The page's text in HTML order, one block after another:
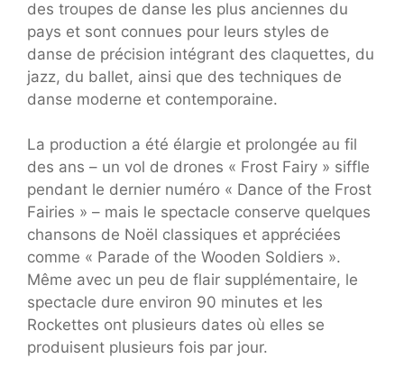
des troupes de danse les plus anciennes du
pays et sont connues pour leurs styles de
danse de précision intégrant des claquettes, du
jazz, du ballet, ainsi que des techniques de
danse moderne et contemporaine.
La production a été élargie et prolongée au fil
des ans – un vol de drones « Frost Fairy » siffle
pendant le dernier numéro « Dance of the Frost
Fairies » – mais le spectacle conserve quelques
chansons de Noël classiques et appréciées
comme « Parade of the Wooden Soldiers ».
Même avec un peu de flair supplémentaire, le
spectacle dure environ 90 minutes et les
Rockettes ont plusieurs dates où elles se
produisent plusieurs fois par jour.